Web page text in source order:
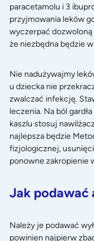
paracetamolu i 3
przyjmowania leków
wyczerpać dozwoloną
że niezbędna będzie
Nie nadużywajmy
u dziecka nie
zwalczać infekcję.
leczenia. Na ból
kaszlu stosuj
najlepsza będzie
fizjologicznej,
ponowne zakropienie
Jak
Należy je podawać
powinien najpierw